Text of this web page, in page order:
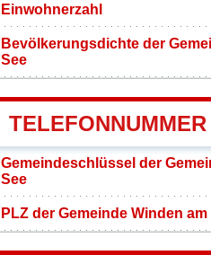
Einwohnerzahl
Bevölkerungsdichte der
See
Gemeindeschlüssel der
See
PLZ der Gemeinde Winden am